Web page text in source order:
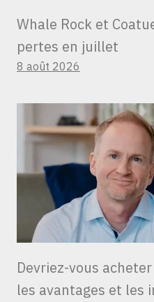
Whale Rock et
pertes en juillet
8 août 2026
Devriez-vous
les avantages et les